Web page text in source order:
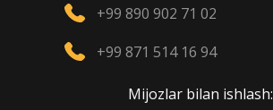
+99 890 902 71 02
+99 871 514 16 94
Mijozlar bilan ishlash: